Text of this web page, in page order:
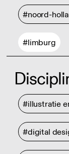
#noord-
#limburg
#illustratie
#digital